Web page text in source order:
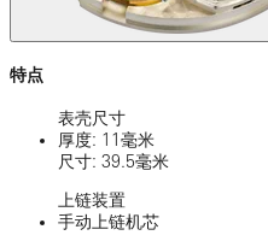
特点
表壳尺寸
厚度: 11毫米
尺寸: 39.5毫米
上链装置
手动上链机芯